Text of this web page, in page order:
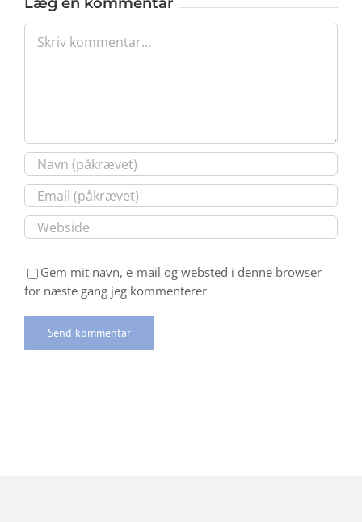
Comment
Gem mit navn, e-mail og websted i denne browser
for næste gang jeg kommenterer